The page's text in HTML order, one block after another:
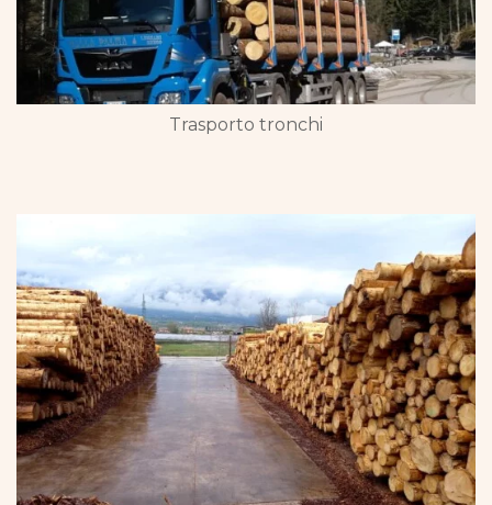
Trasporto tronchi